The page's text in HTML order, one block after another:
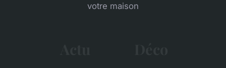
votre maison